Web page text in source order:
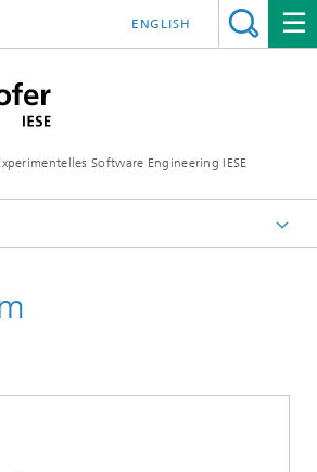
Software Engineering IESE
ENGLISH